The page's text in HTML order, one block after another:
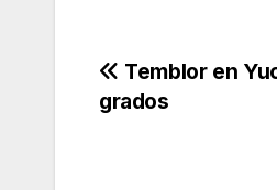
de
Temblor en
grados